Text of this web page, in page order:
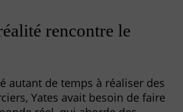
rencontre le
autant de temps à réaliser des
Yates avait besoin de faire